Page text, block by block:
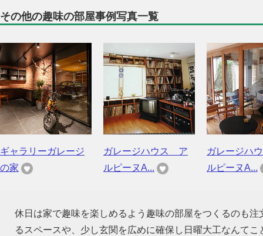
その他の趣味の部屋事例写真一覧
ギャラリーガレージ
の家
ガレージハウス ア
ルピーヌA...
ガレージハ
ルピーヌA...
休日は家で趣味を楽しめるよう趣味の部屋をつくるのも
るスペースや、少し玄関を広めに確保し日曜大工なんて